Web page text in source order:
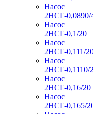
Насос
2НСГ-0,0890/
Насос
2НСГ-0,1/20
Насос
2НСГ-0,111/
Насос
2НСГ-0,1110/
Насос
2НСГ-0,16/20
Насос
2НСГ-0,165/